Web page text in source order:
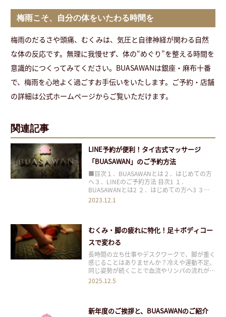
梅雨こそ、自分の体をいたわる時間を
梅雨のだるさや頭痛、むくみは、気圧と自律神経が関わる自然
な体の反応です。無理に我慢せず、体の“めぐり”を整える時間を
意識的につくってみてください。BUASAWANは銀座・麻布十番
で、梅雨を心地よく過ごすお手伝いをいたします。ご予約・店舗
の詳細は公式ホームページからご覧いただけます。
関連記事
LINE予約が便利！タイ古式マッサージ
「BUASAWAN」のご予約方法
■目次１．BUASAWANとは２．はじめての方
へ３．LINEのご予約方法 目次1 １．
BUASAWANとは2 ２．はじめての方へ3 ３．
LINEのご予約方法 １．BUASAWANとは
2023.12.1
むくみ・脚の疲れに特化！足＋ボディコー
スで変わる
長時間の立ち仕事やデスクワークで、脚が重く
感じることはありませんか？冷えや運動不足、
同じ姿勢が続くことで血流やリンパの流れが滞
り、むくみやだるさの原因になります。
身の巡
2025.12.5
新年度のご挨拶と、BUASAWANのご紹介